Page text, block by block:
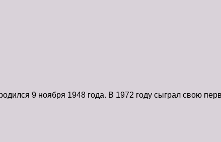
9 ноября 1948 года. В 1972 году сыграл свою